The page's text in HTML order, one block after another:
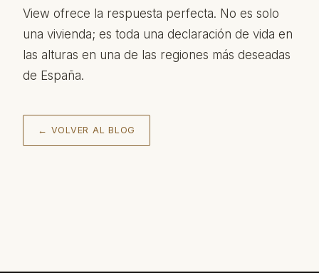
View ofrece la respuesta perfecta. No es solo
una vivienda; es toda una declaración de vida en
las alturas en una de las regiones más deseadas
de España.
← VOLVER AL BLOG